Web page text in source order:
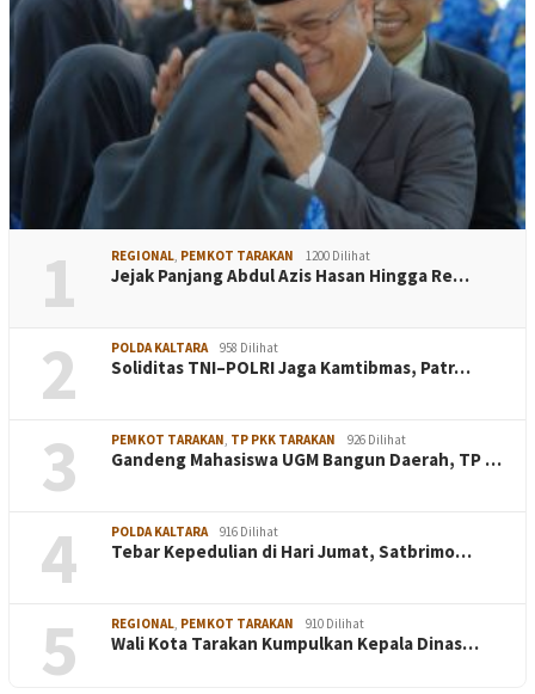
1 REGIONAL PEMKOT TARAKAN 1200 Dilihat
Jejak Panjang Abdul Azis Hasan Hingga Re…
2 POLDA KALTARA 958 Dilihat
Soliditas TNI–POLRI Jaga Kamtibmas, Patr…
3 PEMKOT TARAKAN TP PKK TARAKAN 926 Dilihat
Gandeng Mahasiswa UGM Bangun Daerah, TP …
4 POLDA KALTARA 916 Dilihat
Tebar Kepedulian di Hari Jumat, Satbrimo…
5 REGIONAL PEMKOT TARAKAN 910 Dilihat
Wali Kota Tarakan Kumpulkan Kepala Dinas…